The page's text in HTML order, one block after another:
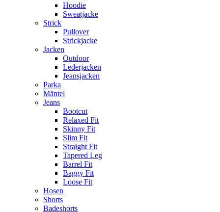
Hoodie
Sweatjacke
Strick
Pullover
Strickjacke
Jacken
Outdoor
Lederjacken
Jeansjacken
Parka
Mäntel
Jeans
Bootcut
Relaxed Fit
Skinny Fit
Slim Fit
Straight Fit
Tapered Leg
Barrel Fit
Baggy Fit
Loose Fit
Hosen
Shorts
Badeshorts